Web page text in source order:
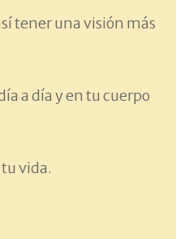
tener una visión más
a día y en tu cuerpo
vida.